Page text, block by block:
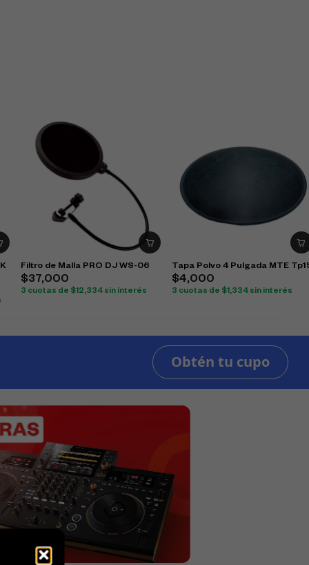
Filtro de Malla PRO DJ WS-06
$37,000
3 cuotas de $12,334 sin interés
Tapa Polvo 4 Pulgada MTE
$4,000
3 cuotas de $1,334 sin interés